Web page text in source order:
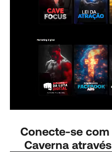
Conecte-se
Caverna